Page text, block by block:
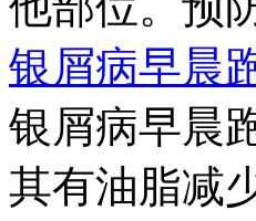
银屑病早晨
银屑病早晨
其有油脂减